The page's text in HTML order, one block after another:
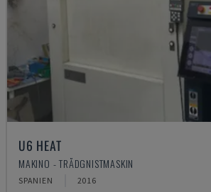
U6 HEAT
MAKINO - TRÅDGNISTMASKIN
SPANIEN 2016